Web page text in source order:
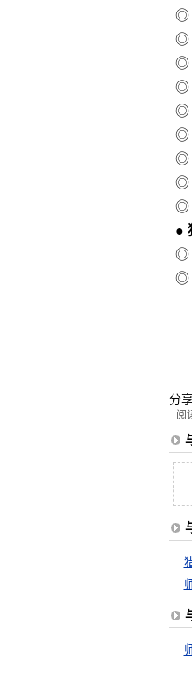
◎
◎
◎
◎
◎
◎
◎
◎
◎
●
◎
◎
分
阅